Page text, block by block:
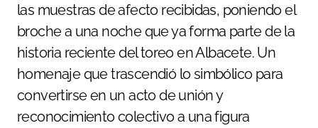
las muestras de afecto recibidas, poniendo el
broche a una noche que ya forma parte de la
historia reciente del toreo en Albacete. Un
homenaje que trascendió lo simbólico para
convertirse en un acto de unión y
reconocimiento colectivo a una figura